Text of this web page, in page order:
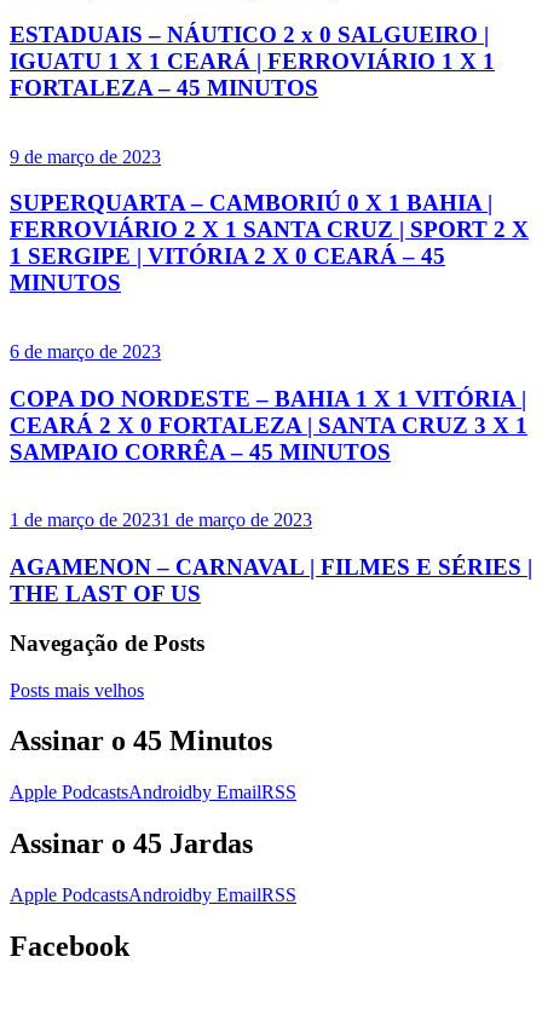
ESTADUAIS – NÁUTICO 2 x 0 SALGUEIRO |
IGUATU 1 X 1 CEARÁ | FERROVIÁRIO 1 X 1
FORTALEZA – 45 MINUTOS
9 de março de 2023
SUPERQUARTA – CAMBORIÚ 0 X 1 BAHIA |
FERROVIÁRIO 2 X 1 SANTA CRUZ | SPORT 2 X
1 SERGIPE | VITÓRIA 2 X 0 CEARÁ – 45
MINUTOS
6 de março de 2023
COPA DO NORDESTE – BAHIA 1 X 1 VITÓRIA |
CEARÁ 2 X 0 FORTALEZA | SANTA CRUZ 3 X 1
SAMPAIO CORRÊA – 45 MINUTOS
1 de março de 20231 de março de 2023
AGAMENON – CARNAVAL | FILMES E SÉRIES |
THE LAST OF US
Navegação de Posts
Posts mais velhos
Assinar o 45 Minutos
Apple PodcastsAndroidby EmailRSS
Assinar o 45 Jardas
Apple PodcastsAndroidby EmailRSS
Facebook